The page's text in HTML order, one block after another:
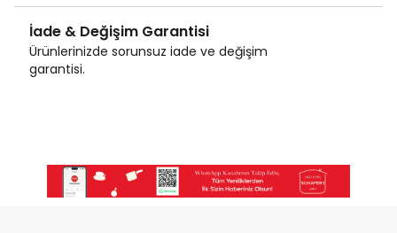
İade & Değişim Garantisi
Ürünlerinizde sorunsuz iade ve değişim
garantisi.